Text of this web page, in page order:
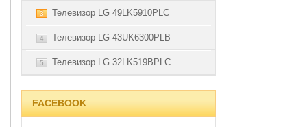
3 Телевизор LG 49LK5910PLC
4 Телевизор LG 43UK6300PLB
5 Телевизор LG 32LK519BPLC
FACEBOOK